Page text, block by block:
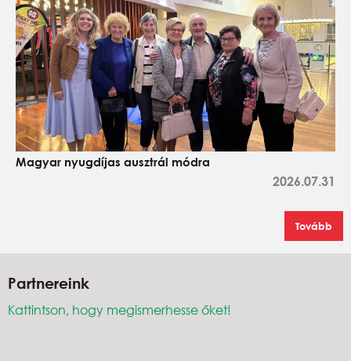
Magyar nyugdíjas ausztrál módra
2026.07.31
Tovább
Partnereink
Kattintson, hogy megismerhesse őket!